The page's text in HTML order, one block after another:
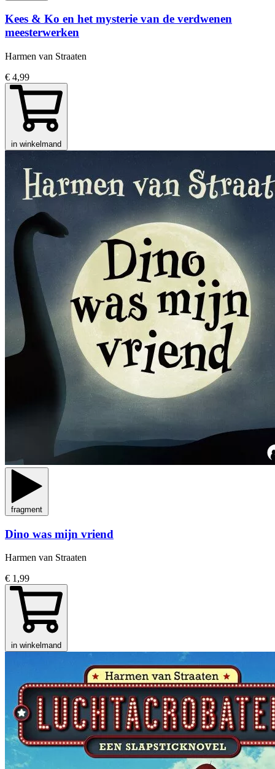
Kees & Ko en het mysterie van de verdwenen
meesterwerken
Harmen van Straaten
€ 4,99
in winkelmand
fragment
Dino was mijn vriend
Harmen van Straaten
€ 1,99
in winkelmand